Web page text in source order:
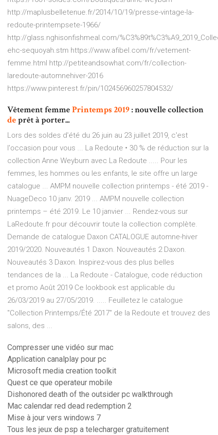
http://maplusbelletenue.fr/2014/10/19/presse-vintage-la-
redoute-printempsete-1966/
http://glass.nghisonfishmeal.com/
ehc-sequoyah.stm https://www.afibel.com/fr/vetement-
femme.html http://petiteandsowhat.com/fr/collection-
laredoute-automnehiver-2016
https://www.pinterest.fr/pin/102456960257804532/
Vêtement femmePrintemps2019: nouvelle collection
deprêt à porter...
Lors des soldes d'été du 26 juin au 23 juillet 2019, c'est
l'occasion pour vous ... La Redoute • 30 % de réduction sur la
collection Anne Weyburn avec La Redoute ..... Pour les
femmes, les hommes ou les enfants, le site offre un large
catalogue ... AMPM nouvelle collection printemps - été 2019 -
NuageDeco 10 janv. 2019 ... AMPM nouvelle collection
printemps – été 2019. Le 10 janvier ... Rendez-vous sur
LaRedoute.fr pour découvrir toute la collection complète.
Demande de catalogue Daxon CATALOGUE automne-hiver
2019/2020. Nouveautés 1 Daxon. Nouveautés 2 Daxon.
Nouveautés 3 Daxon. Inspirez-vous des plus belles
tendances de la ... La Redoute - Catalogue, code réduction
et promo Août 2019 Ce lookbook est applicable du
26/03/2019 au 27/05/2019. ..... Feuilletez le catalogue
"Collection Printemps/Été 2017" de la Redoute et trouvez des
salons, des ...
Compresser une vidéo sur mac
Application canalplay pour pc
Microsoft media creation toolkit
Quest ce que operateur mobile
Dishonored death of the outsider pc walkthrough
Mac calendar red dead redemption 2
Mise à jour vers windows 7
Tous les jeux de psp a telecharger gratuitement